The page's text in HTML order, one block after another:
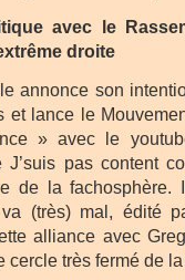
avec le
droite
annonce son
et lance le
» avec le
pas content
de la fachosphère.
va (très) mal, édité
alliance avec
cercle très fermé de